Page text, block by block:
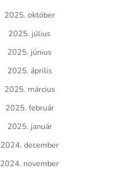
2025. október
2025. július
2025. június
2025. április
2025. március
2025. február
2025. január
2024. december
2024. november